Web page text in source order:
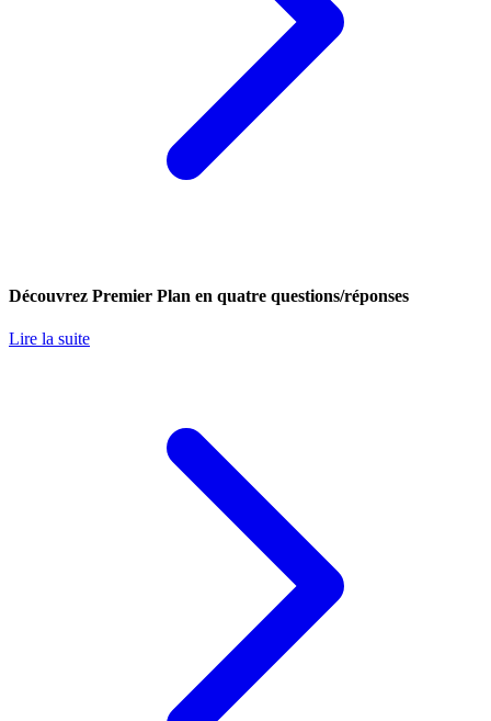
Découvrez Premier Plan en quatre questions/réponses
Lire la suite